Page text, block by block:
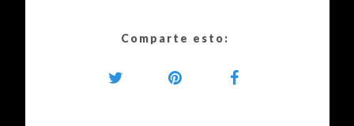
Comparte esto: